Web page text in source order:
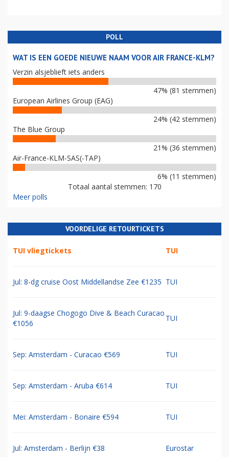
POLL
WAT IS EEN GOEDE NIEUWE NAAM VOOR AIR FRANCE-KLM?
Verzin alsjeblieft iets anders
47% (81 stemmen)
European Airlines Group (EAG)
24% (42 stemmen)
The Blue Group
21% (36 stemmen)
Air-France-KLM-SAS(-TAP)
6% (11 stemmen)
Totaal aantal stemmen: 170
Meer polls
VOORDELIGE RETOURTICKETS
TUI vliegtickets TUI
Jul: 8-dg cruise Oost Middellandse Zee €1235 TUI
Jul: 9-daagse Chogogo Dive & Beach Curacao
€1056
TUI
Sep: Amsterdam - Curacao €569 TUI
Sep: Amsterdam - Aruba €614 TUI
Mei: Amsterdam - Bonaire €594 TUI
Jul: Amsterdam - Berlijn €38 Eurostar